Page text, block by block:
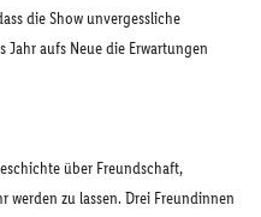
die Show unvergessliche
Jahr aufs Neue die Erwartungen
über Freundschaft,
werden zu lassen. Drei Freundinnen